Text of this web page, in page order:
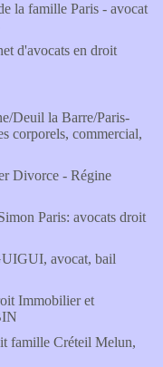
la famille Paris - avocat
d'avocats en droit
Deuil la Barre/Paris-
corporels, commercial,
Divorce - Régine
Paris: avocats droit
avocat, bail
Immobilier et
famille Créteil Melun,